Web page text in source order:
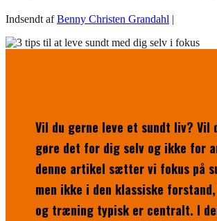
Indsendt afBenny Christen Grandahl |
Vil du gerne leve et sundt liv? Vil
gøre det for dig selv og ikke for
denne artikel sætter vi fokus på
men ikke i den klassiske
og træning typisk er centralt. I